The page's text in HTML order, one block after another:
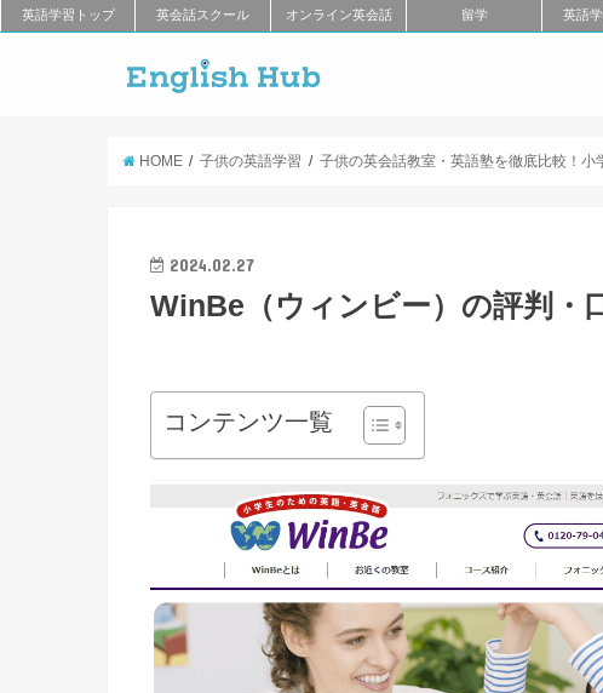
英語学習トップ 英会話スクール オンライン英会話 留学 英語
HOME 子供の英語学習 子供の英会話教室・英語塾を徹底比較！小
2024.02.27
WinBe（ウィンビー）の評判・
コンテンツ一覧